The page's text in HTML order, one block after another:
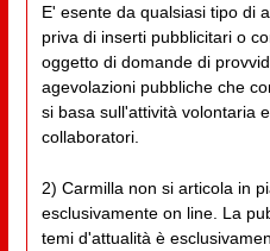
E' esente da qualsiasi tipo di
priva di inserti pubblicitari o
oggetto di domande di
agevolazioni pubbliche che
si basa sull'attività volontaria
collaboratori.
2) Carmilla non si articola in
esclusivamente on line. La
temi d'attualità è